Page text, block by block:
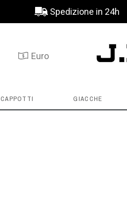
Spedizione in 24h
Euro
CAPPOTTI GIACCHE